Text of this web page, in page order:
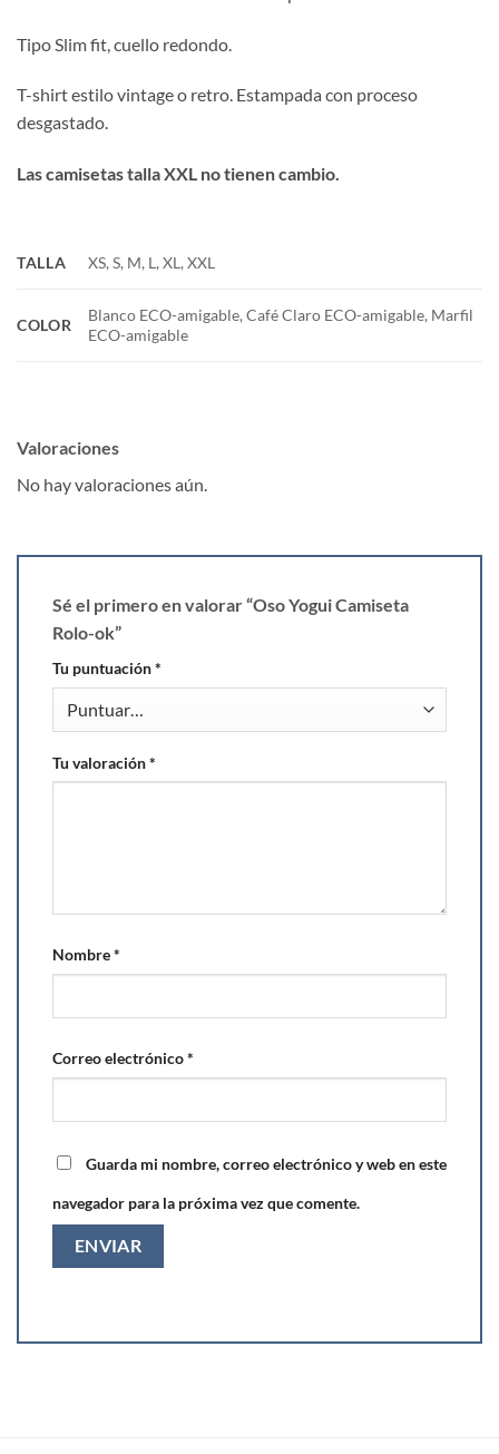
Tipo Slim fit, cuello redondo.
T-shirt estilo vintage o retro. Estampada con proceso
desgastado.
Las camisetas talla XXL no tienen cambio.
TALLA XS, S, M, L, XL, XXL
COLOR
Blanco ECO-amigable, Café Claro ECO-amigable, Marfil
ECO-amigable
Valoraciones
No hay valoraciones aún.
Sé el primero en valorar “Oso Yogui Camiseta
Rolo-ok”
Tu puntuación*
Tu valoración*
Nombre*
Correo electrónico*
Guarda mi nombre, correo electrónico y web en este
navegador para la próxima vez que comente.